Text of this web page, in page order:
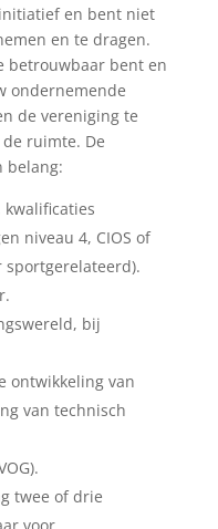
en bent niet
en te dragen.
betrouwbaar bent en
ondernemende
de vereniging te
ruimte. De
belang:
kwalificaties
niveau 4, CIOS of
sportgerelateerd).
bij
ontwikkeling van
van technisch
twee of drie